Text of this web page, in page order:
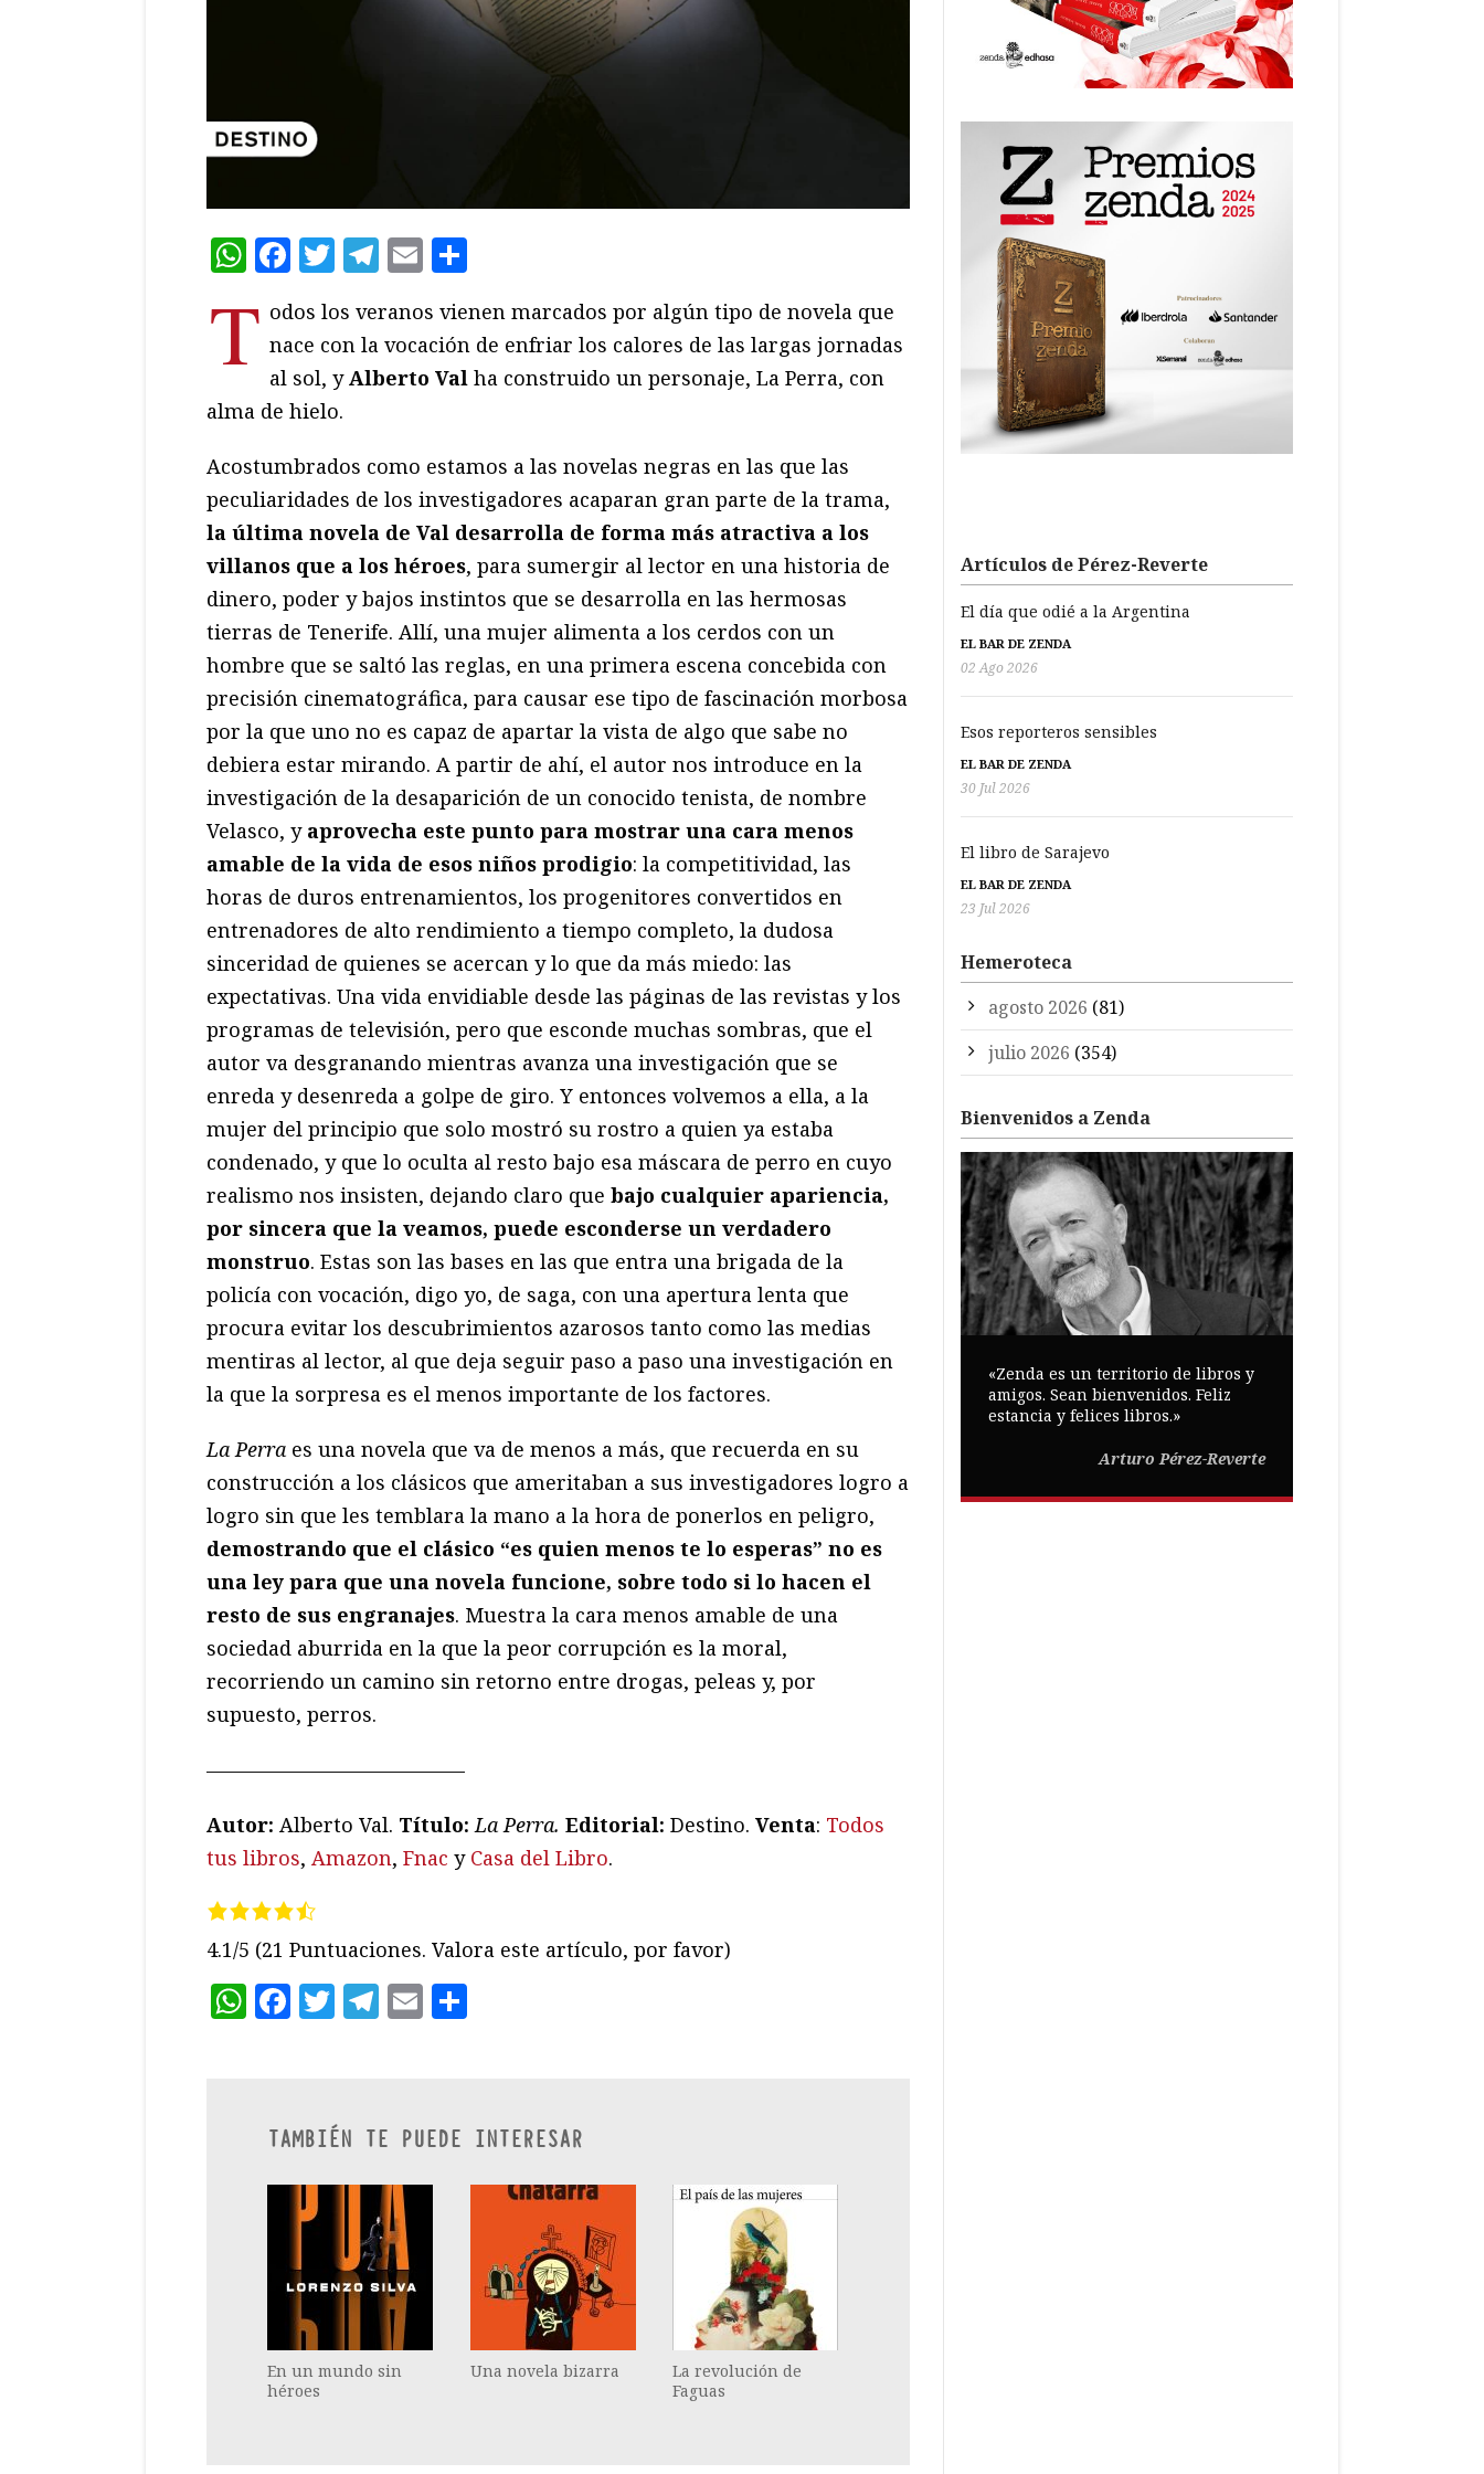
WhatsApp
Facebook
Twitter
Telegram
Email
T odos los veranos vienen marcados por algún tipo de novela que
nace con la vocación de enfriar los calores de las largas jornadas
al sol, yAlberto Val ha construido un personaje, La Perra, con
alma de hielo.
Acostumbrados como estamos a las novelas negras en las que las
peculiaridades de los investigadores acaparan gran parte de la trama,
la última novela de Val desarrolla de forma más atractiva a los
villanos que a los héroes, para sumergir al lector en una historia de
dinero, poder y bajos instintos que se desarrolla en las hermosas
tierras de Tenerife. Allí, una mujer alimenta a los cerdos con un
hombre que se saltó las reglas, en una primera escena concebida con
precisión cinematográfica, para causar ese tipo de fascinación morbosa
por la que uno no es capaz de apartar la vista de algo que sabe no
debiera estar mirando. A partir de ahí, el autor nos introduce en la
investigación de la desaparición de un conocido tenista, de nombre
Velasco, y aprovecha este punto para mostrar una cara menos
amable de la vida de esos niños prodigio: la competitividad, las
horas de duros entrenamientos, los progenitores convertidos en
entrenadores de alto rendimiento a tiempo completo, la dudosa
sinceridad de quienes se acercan y lo que da más miedo: las
expectativas. Una vida envidiable desde las páginas de las revistas y los
programas de televisión, pero que esconde muchas sombras, que el
autor va desgranando mientras avanza una investigación que se
enreda y desenreda a golpe de giro. Y entonces volvemos a ella, a la
mujer del principio que solo mostró su rostro a quien ya estaba
condenado, y que lo oculta al resto bajo esa máscara de perro en cuyo
realismo nos insisten, dejando claro que bajo cualquier apariencia,
por sincera que la veamos, puede esconderse un verdadero
monstruo. Estas son las bases en las que entra una brigada de la
policía con vocación, digo yo, de saga, con una apertura lenta que
procura evitar los descubrimientos azarosos tanto como las medias
mentiras al lector, al que deja seguir paso a paso una investigación en
la que la sorpresa es el menos importante de los factores.
La Perra es una novela que va de menos a más, que recuerda en su
construcción a los clásicos que ameritaban a sus investigadores logro a
logro sin que les temblara la mano a la hora de ponerlos en peligro,
demostrando que el clásico “es quien menos te lo esperas” no es
una ley para que una novela funcione, sobre todo si lo hacen el
resto de sus engranajes. Muestra la cara menos amable de una
sociedad aburrida en la que la peor corrupción es la moral,
recorriendo un camino sin retorno entre drogas, peleas y, por
supuesto, perros.
—————————————
Autor: Alberto Val. Título: La Perra. Editorial: Destino. Venta: Todos
tus libros, Amazon, Fnac y Casa del Libro.
4.1/5 (21 Puntuaciones. Valora este artículo, por favor)
WhatsApp
Facebook
Twitter
Telegram
Email
TAMBIÉN TE PUEDE INTERESAR
En un mundo sin
héroes
Una novela bizarra
La revolución de
Faguas
Artículos de Pérez-Reverte
El día que odié a la Argentina
EL BAR DE ZENDA
02 Ago 2026
Esos reporteros sensibles
EL BAR DE ZENDA
30 Jul 2026
El libro de Sarajevo
EL BAR DE ZENDA
23 Jul 2026
Hemeroteca
agosto 2026 (81)
julio 2026 (354)
Bienvenidos a Zenda
«Zenda es un territorio de libros y
amigos. Sean bienvenidos. Feliz
estancia y felices libros.»
Arturo Pérez-Reverte